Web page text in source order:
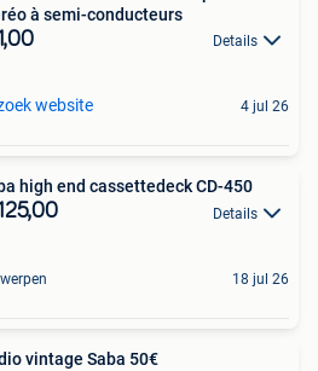
à semi-conducteurs
Details
website 4 jul 26
high end cassettedeck CD-450
Details
18 jul 26
vintage Saba 50€